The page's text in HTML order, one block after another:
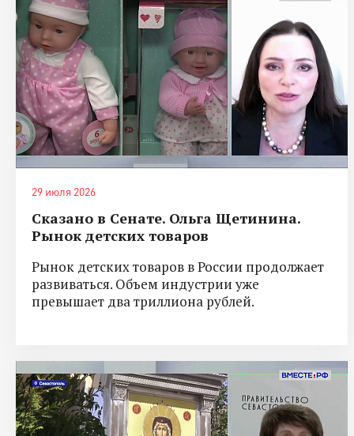
29 июля 2026
Сказано в Сенате. Ольга Щетинина.
Рынок детских товаров
Рынок детских товаров в России продолжает
развиваться. Объем индустрии уже
превышает два триллиона рублей.